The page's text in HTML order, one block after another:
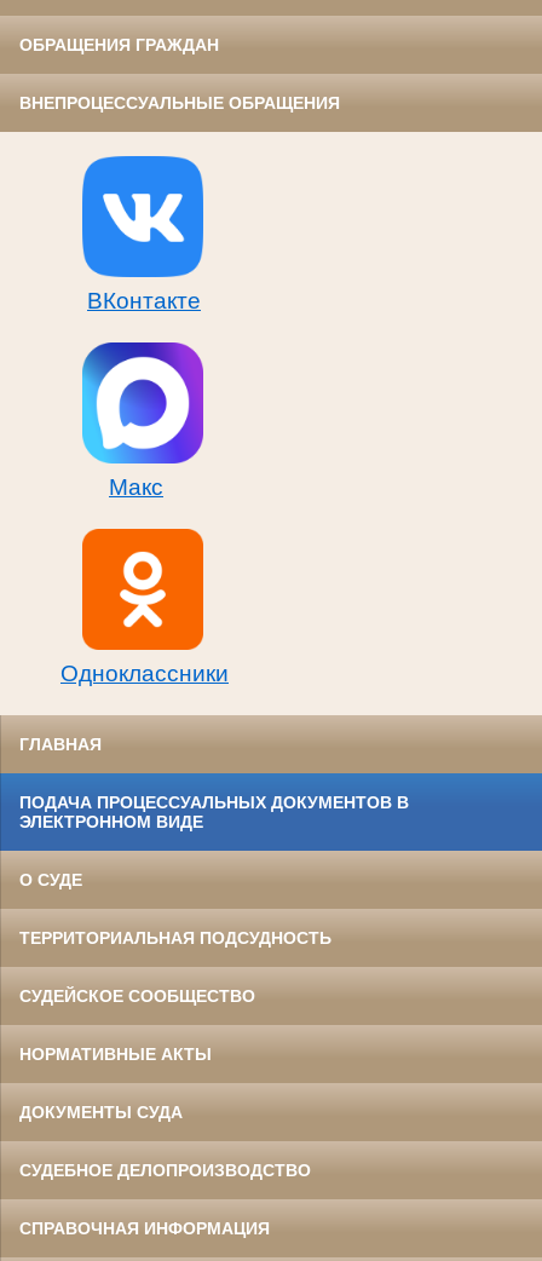
ОБРАЩЕНИЯ ГРАЖДАН
ВНЕПРОЦЕССУАЛЬНЫЕ ОБРАЩЕНИЯ
ВКонтакте
Макс
Одноклассники
ГЛАВНАЯ
ПОДАЧА ПРОЦЕССУАЛЬНЫХ ДОКУМЕНТОВ В
ЭЛЕКТРОННОМ ВИДЕ
О СУДЕ
ТЕРРИТОРИАЛЬНАЯ ПОДСУДНОСТЬ
СУДЕЙСКОЕ СООБЩЕСТВО
НОРМАТИВНЫЕ АКТЫ
ДОКУМЕНТЫ СУДА
СУДЕБНОЕ ДЕЛОПРОИЗВОДСТВО
СПРАВОЧНАЯ ИНФОРМАЦИЯ